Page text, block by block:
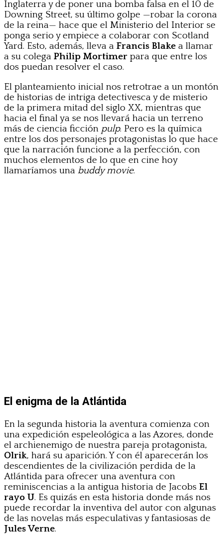
Inglaterra y de poner una bomba falsa en el 10 de
Downing Street, su último golpe —robar la corona
de la reina— hace que el Ministerio del Interior se
ponga serio y empiece a colaborar con Scotland
Yard. Esto, además, lleva a Francis Blake a llamar
a su colega Philip Mortimer para que entre los
dos puedan resolver el caso.
El planteamiento inicial nos retrotrae a un montón
de historias de intriga detectivesca y de misterio
de la primera mitad del siglo XX, mientras que
hacia el final ya se nos llevará hacia un terreno
más de ciencia ficción pulp. Pero es la química
entre los dos personajes protagonistas lo que hace
que la narración funcione a la perfección, con
muchos elementos de lo que en cine hoy
llamaríamos una buddy movie.
El enigma de la Atlántida
En la segunda historia la aventura comienza con
una expedición espeleológica a las Azores, donde
el archienemigo de nuestra pareja protagonista,
Olrik, hará su aparición. Y con él aparecerán los
descendientes de la civilización perdida de la
Atlántida para ofrecer una aventura con
reminiscencias a la antigua historia de Jacobs El
rayo U. Es quizás en esta historia donde más nos
puede recordar la inventiva del autor con algunas
de las novelas más especulativas y fantasiosas de
Jules Verne.